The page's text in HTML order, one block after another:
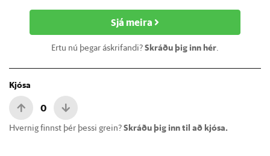
Sjá meira
Ertu nú þegar áskrifandi?Skráðu þig inn hér.
Kjósa
0
Hvernig finnst þér þessi grein?Skráðu þig inn til að kjósa.